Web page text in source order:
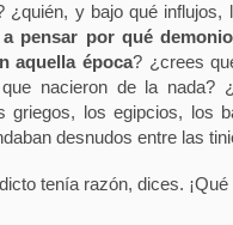
¿quién, y bajo qué influjos,
pensar por qué
aquella época? ¿crees
nacieron de la nada?
griegos, los egipcios, los
desnudos entre las
tenía razón, dices.